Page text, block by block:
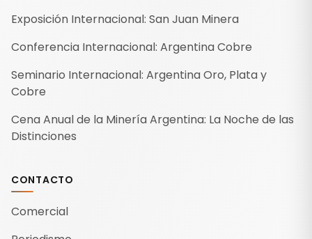
Exposición Internacional: San Juan Minera
Conferencia Internacional: Argentina Cobre
Seminario Internacional: Argentina Oro, Plata y
Cobre
Cena Anual de la Minería Argentina: La Noche de las
Distinciones
CONTACTO
Comercial